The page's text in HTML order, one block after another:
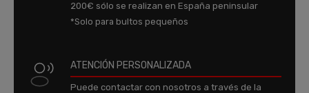
200€ sólo se realizan en España peninsular
*Solo para bultos pequeños
ATENCIÓN PERSONALIZADA
Puede contactar con nosotros a través de la